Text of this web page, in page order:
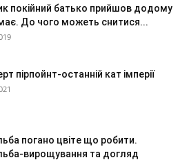
покійний батько прийшов додому
До чого можеть снитися...
пірпойнт-останній кат імперії
погано цвіте що робити.
вирощування та догляд